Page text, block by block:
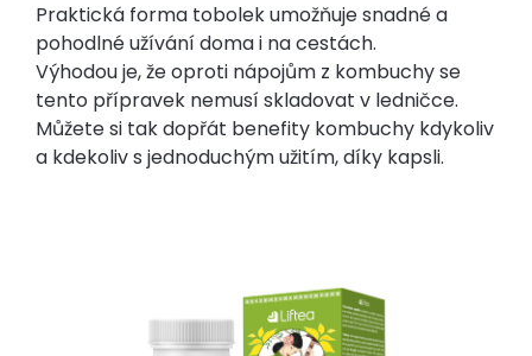
Praktická forma tobolek umožňuje snadné a
pohodlné užívání doma i na cestách.
Výhodou je, že oproti nápojům z kombuchy se
tento přípravek nemusí skladovat v ledničce.
Můžete si tak dopřát benefity kombuchy kdykoliv
a kdekoliv s jednoduchým užitím, díky kapsli.